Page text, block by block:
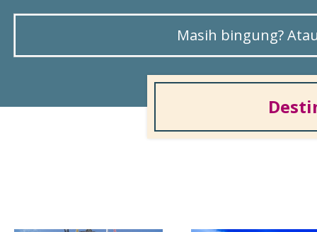
Masih bingung?